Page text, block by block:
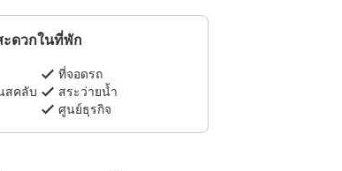
ะดวกในที่พัก
ที่จอดรถ
สคลับ
สระว่ายน้ำ
ศูนย์ธุรกิจ